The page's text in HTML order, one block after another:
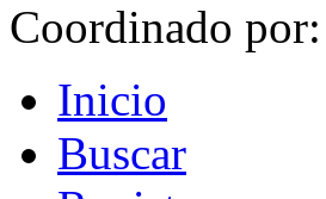
Coordinado por:
Inicio
Buscar